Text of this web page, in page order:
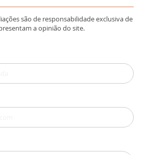
são de responsabilidade exclusiva de
a opinião do site.